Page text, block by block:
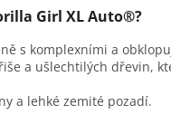
Girl XL Auto®?
s komplexními a
a ušlechtilých dřevin,
a lehké zemité pozadí.